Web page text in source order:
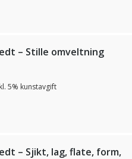
– Stille omveltning
5% kunstavgift
– Sjikt, lag, flate, form,